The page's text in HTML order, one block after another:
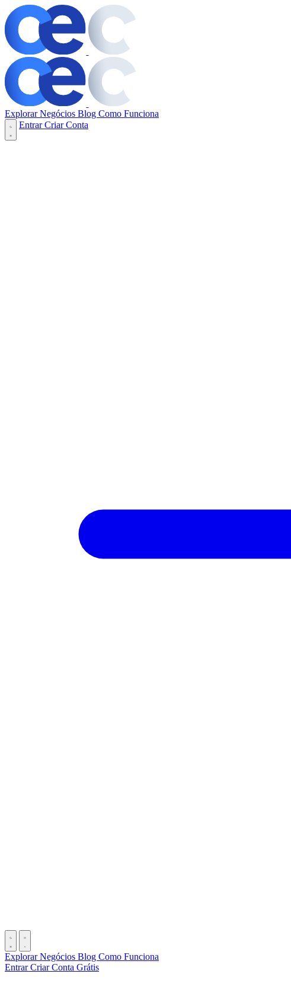
Explorar Negócios Blog Como Funciona
EntrarCriar Conta
Explorar Negócios Blog Como Funciona
EntrarCriar Conta Grátis